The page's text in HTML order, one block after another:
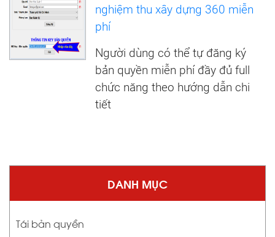
DANH MỤC
Tái bản quyền
nghiệm thu xây dựng 360 miễn
phí
Người dùng có thể tự đăng ký
bản quyền miễn phí đầy đủ full
chức năng theo hướng dẫn chi
tiết